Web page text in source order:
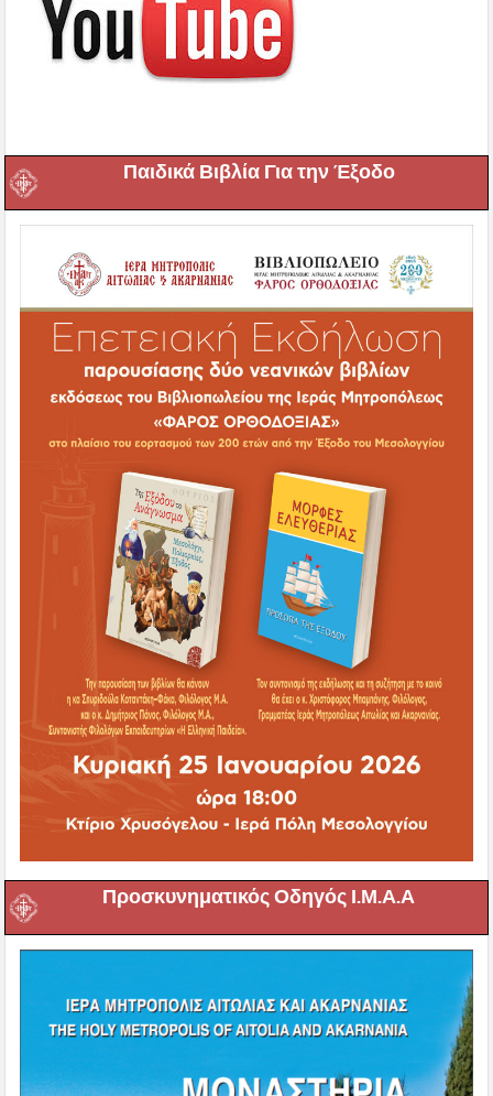
Παιδικά Βιβλία Για την Έξοδο
Προσκυνηματικός Οδηγός Ι.Μ.Α.Α